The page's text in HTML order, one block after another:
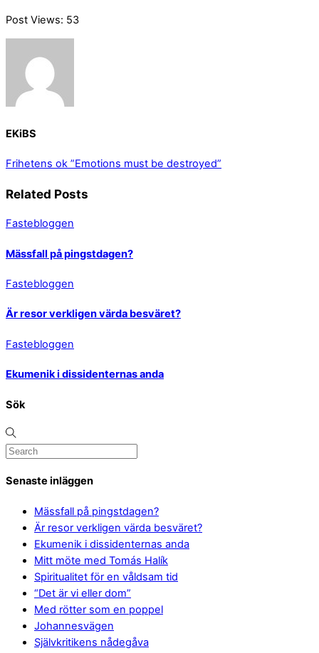
Post Views: 53
EKiBS
Frihetens ok ”Emotions must be destroyed”
Related Posts
Fastebloggen
Mässfall på pingstdagen?
Fastebloggen
Är resor verkligen värda besväret?
Fastebloggen
Ekumenik i dissidenternas anda
Sök
Senaste inläggen
Mässfall på pingstdagen?
Är resor verkligen värda besväret?
Ekumenik i dissidenternas anda
Mitt möte med Tomás Halík
Spiritualitet för en våldsam tid
“Det är vi eller dom”
Med rötter som en poppel
Johannesvägen
Självkritikens nådegåva